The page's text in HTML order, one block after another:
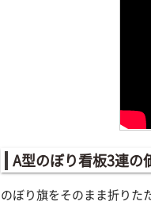
A型のぼり看板3連の
のぼり旗をそのまま折りた